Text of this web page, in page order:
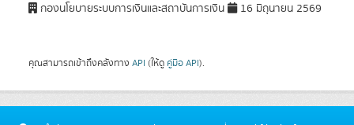
กองนโยบายระบบการเงินและสถาบันการเงิน 16 มิถุนายน 2569
คุณสามารถเข้าถึงคลังทาง API (ให้ดู คู่มือ API).